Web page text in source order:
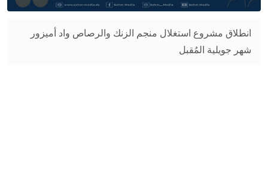
انطلاق مشروع استغلال منجم الزنك والرصاص واد أميزور
شهر جويلية المُقبل